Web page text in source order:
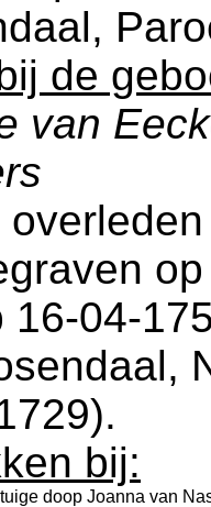
de
van
16-04-
bij:
doop Joanna van